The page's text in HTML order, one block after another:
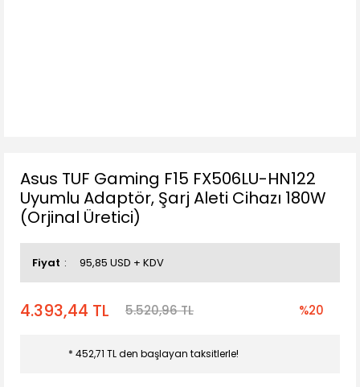
Asus TUF Gaming F15 FX506LU-HN122
Uyumlu Adaptör, Şarj Aleti Cihazı 180W
(Orjinal Üretici)
Fiyat 95,85 USD + KDV
4.393,44 TL 5.520,96 TL %20
* 452,71 TL den başlayan taksitlerle!